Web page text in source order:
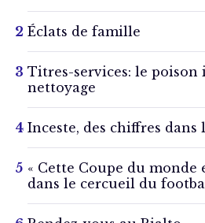
Éclats de famille
Titres-services: le poison
nettoyage
Inceste, des chiffres dans
« Cette Coupe du monde
dans le cercueil du